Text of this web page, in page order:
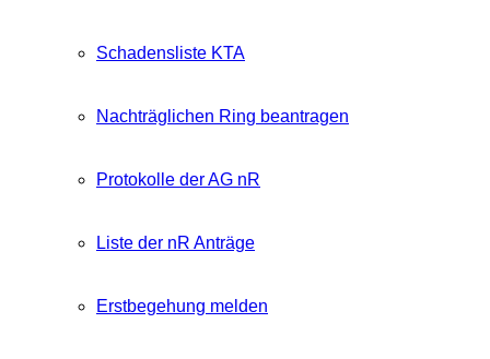
Schadensliste KTA
Nachträglichen Ring beantragen
Protokolle der AG nR
Liste der nR Anträge
Erstbegehung melden